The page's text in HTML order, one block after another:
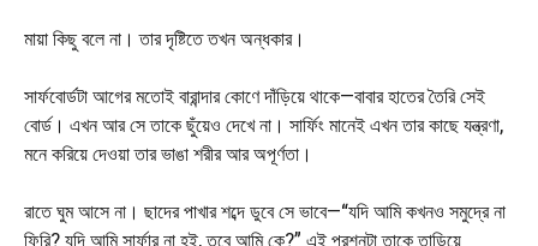
মায়া কিছু বলে না। তার দৃষ্টিতে তখন অন্ধকার।
সার্ফবোর্ডটা আগের মতোই বারান্দার কোণে দাঁড়িয়ে থাকে—বাবার হাতের তৈরি সেই
বোর্ড। এখন আর সে তাকে ছুঁয়েও দেখে না। সার্ফিং মানেই এখন তার কাছে যন্ত্রণা,
মনে করিয়ে দেওয়া তার ভাঙা শরীর আর অপূর্ণতা।
রাতে ঘুম আসে না। ছাদের পাখার শব্দে ডুবে সে ভাবে—“যদি আমি কখনও সমুদ্রে না
ফিরি? যদি আমি সার্ফার না হই, তবে আমি কে?” এই প্রশ্নটা তাকে তাড়িয়ে